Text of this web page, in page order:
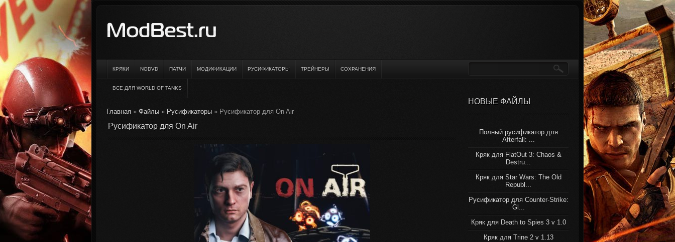
КРЯКИ NODVD ПАТЧИ МОДИФИКАЦИИ РУСИФИКАТОРЫ ТРЕЙНЕРЫ СОХРАНЕНИЯ
ВСЕ ДЛЯ WORLD OF TANKS
НОВЫЕ ФАЙЛЫ
Полный русификатор для
Afterfall: ...
Кряк для FlatOut 3: Chaos &
Destru...
Кряк для Star Wars: The Old
Republ...
Русификатор для Counter-Strike:
Gl...
Кряк для Death to Spies 3 v 1.0
Кряк для Trine 2 v 1.13
Главная » Файлы » Русификаторы » Русификатор для On Air
Русификатор для On Air